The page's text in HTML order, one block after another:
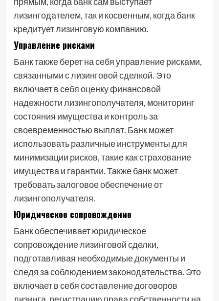
лизингодателем, так и косвенным, когда банк
кредитует лизинговую компанию.
Управление рисками
Банк также берет на себя управление рисками,
связанными с лизинговой сделкой. Это
включает в себя оценку финансовой
надежности лизингополучателя, мониторинг
состояния имущества и контроль за
своевременностью выплат. Банк может
использовать различные инструменты для
минимизации рисков, такие как страхование
имущества и гарантии. Также банк может
требовать залоговое обеспечение от
лизингополучателя.
Юридическое сопровождение
Банк обеспечивает юридическое
сопровождение лизинговой сделки,
подготавливая необходимые документы и
следя за соблюдением законодательства. Это
включает в себя составление договоров